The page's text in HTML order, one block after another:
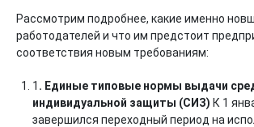
Рассмотрим подробнее, какие именно
работодателей и что им предстоит
соответствия новым требованиям:
1 . Единые типовые нормы выдачи
индивидуальной защиты (СИЗ) К 1
завершился переходный период на